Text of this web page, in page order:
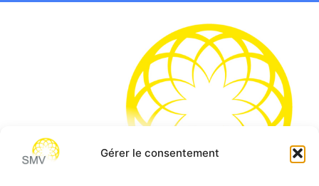
Gérer le consentement